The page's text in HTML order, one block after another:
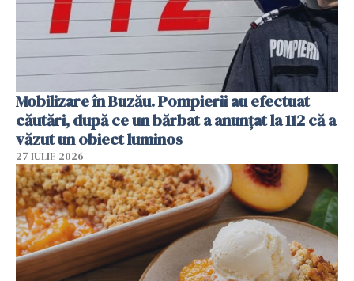
Mobilizare în Buzău. Pompierii au efectuat
căutări, după ce un bărbat a anunțat la 112 că a
văzut un obiect luminos
27 IULIE 2026